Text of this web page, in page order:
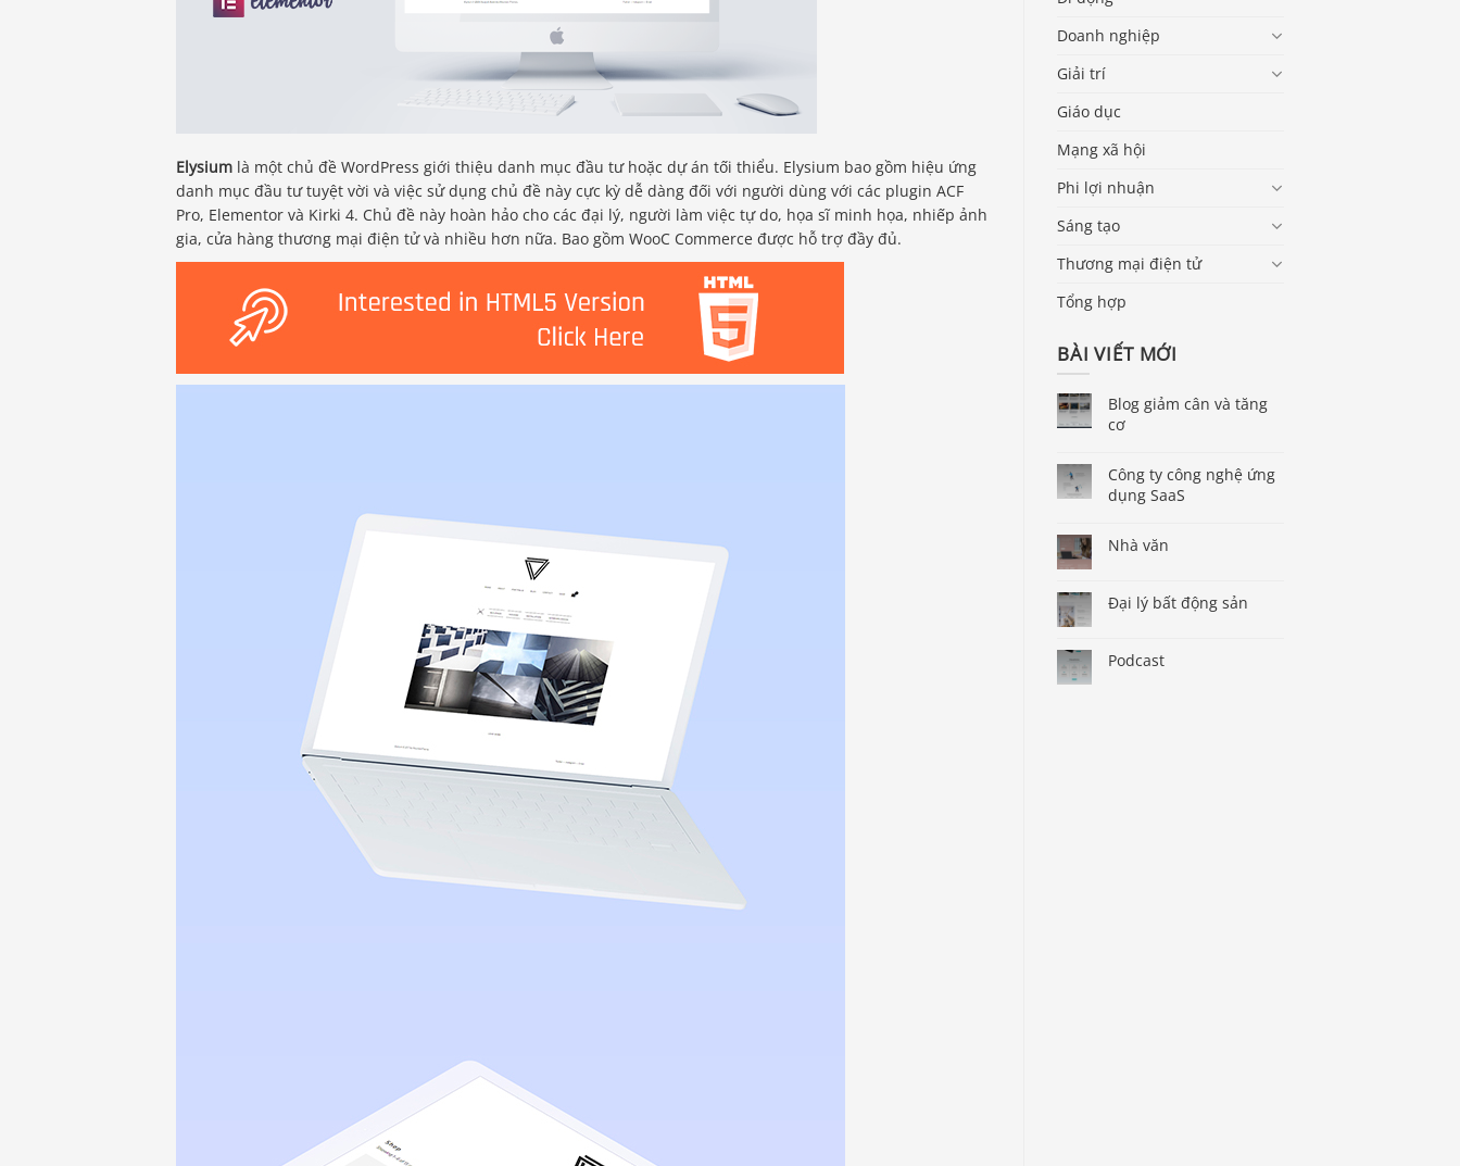
Elysium là một chủ đề WordPress giới thiệu danh mục đầu tư hoặc dự án tối thiểu. Elysium bao gồm hiệu ứng
danh mục đầu tư tuyệt vời và việc sử dụng chủ đề này cực kỳ dễ dàng đối với người dùng với các plugin ACF
Pro, Elementor và Kirki 4. Chủ đề này hoàn hảo cho các đại lý, người làm việc tự do, họa sĩ minh họa, nhiếp ảnh
gia, cửa hàng thương mại điện tử và nhiều hơn nữa. Bao gồm WooC Commerce được hỗ trợ đầy đủ.
Doanh nghiệp
Giải trí
Giáo dục
Mạng xã hội
Phi lợi nhuận
Sáng tạo
Thương mại điện tử
Tổng hợp
BÀI VIẾT MỚI
Blog giảm cân và tăng
cơ
Công ty công nghệ ứng
dụng SaaS
Nhà văn
Đại lý bất động sản
Podcast